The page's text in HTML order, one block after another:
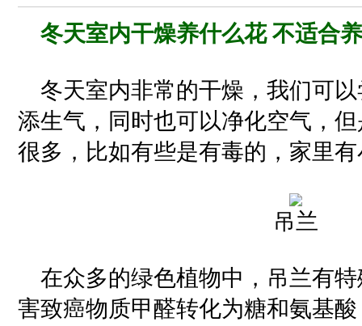
冬天室内干燥养什么花 不适合
冬天室内非常的干燥，我们可
添生气，同时也可以净化空气，
很多，比如有些是有毒的，家里
吊兰
在众多的绿色植物中，吊兰有
害致癌物质甲醛转化为糖和氨基